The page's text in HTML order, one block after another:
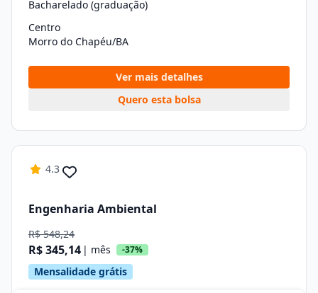
Bacharelado (graduação)
Centro
Morro do Chapéu/BA
Ver mais detalhes
Quero esta bolsa
4.3
Engenharia Ambiental
R$ 548,24
R$ 345,14 | mês -37%
Mensalidade grátis